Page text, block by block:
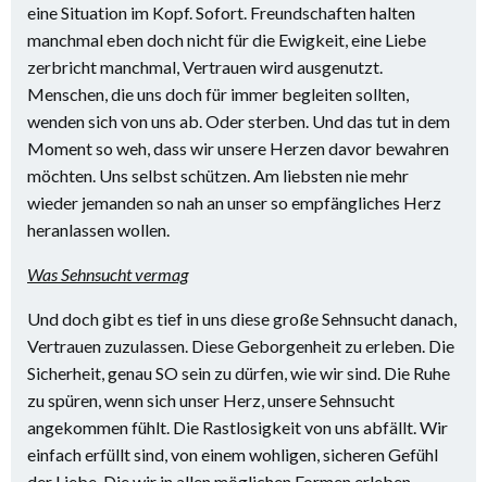
eine Situation im Kopf. Sofort. Freundschaften halten
manchmal eben doch nicht für die Ewigkeit, eine Liebe
zerbricht manchmal, Vertrauen wird ausgenutzt.
Menschen, die uns doch für immer begleiten sollten,
wenden sich von uns ab. Oder sterben. Und das tut in dem
Moment so weh, dass wir unsere Herzen davor bewahren
möchten. Uns selbst schützen. Am liebsten nie mehr
wieder jemanden so nah an unser so empfängliches Herz
heranlassen wollen.
Was Sehnsucht vermag
Und doch gibt es tief in uns diese große Sehnsucht danach,
Vertrauen zuzulassen. Diese Geborgenheit zu erleben. Die
Sicherheit, genau SO sein zu dürfen, wie wir sind. Die Ruhe
zu spüren, wenn sich unser Herz, unsere Sehnsucht
angekommen fühlt. Die Rastlosigkeit von uns abfällt. Wir
einfach erfüllt sind, von einem wohligen, sicheren Gefühl